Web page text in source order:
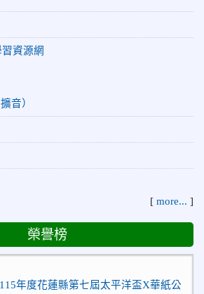
資源網
音）
[ more... ]
榮譽榜
競賽AI素養競賽榮獲銅牌